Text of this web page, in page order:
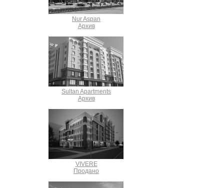
Nur Aspan
Архив
Sultan Apartments
Архив
VIVERE
Продано